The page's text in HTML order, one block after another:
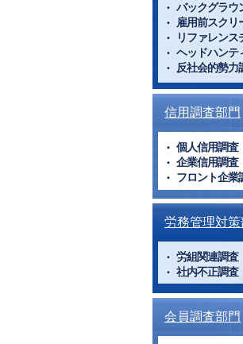
バックグラウ
雇用前スクリ
リファレンス
ヘッドハンテ
反社会的勢力
信用調査部門
個人信用調査
企業信用調査
フロント企業
労務管理対策
労組関連調査
社内不正調査
会員調査部門